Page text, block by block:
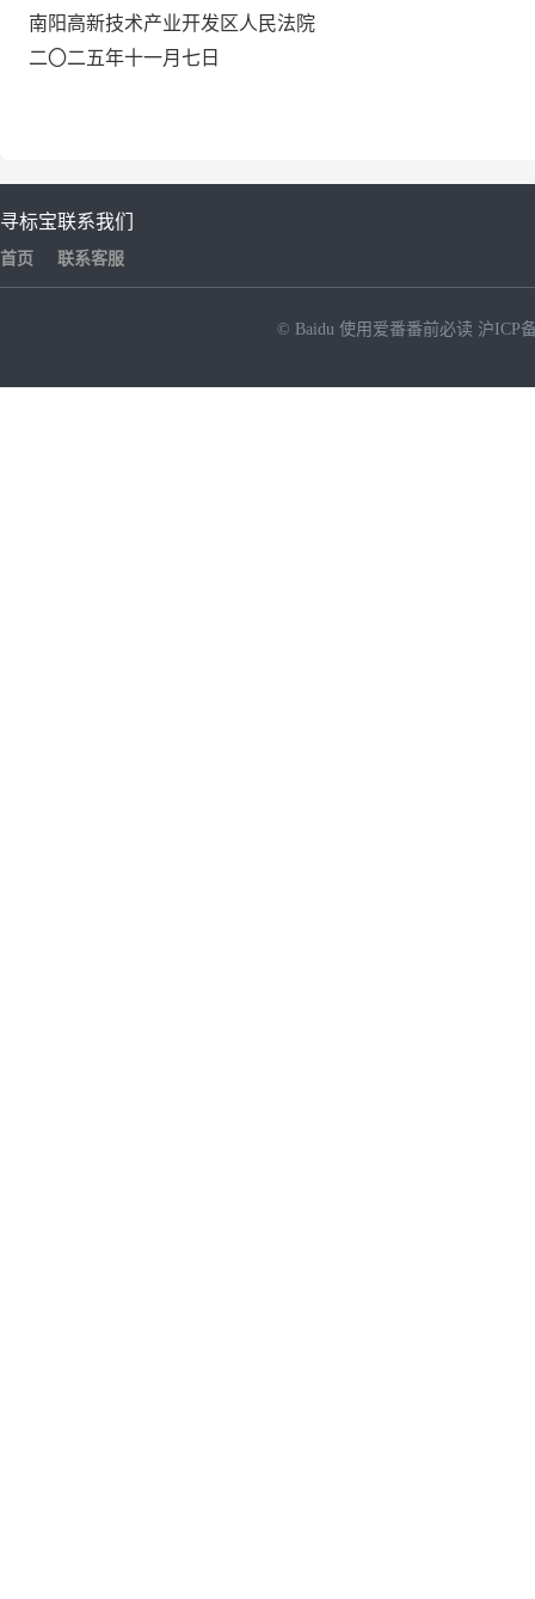
南阳高新技术产业开发区人民法院
二〇二五年十一月七日
寻标宝
首页
联系我们
联系客服
© Baidu 使用爱番番前必读 沪ICP